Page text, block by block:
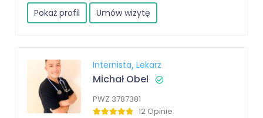
Pokaż profil Umów wizytę
Internista Lekarz
Michał Obel
PWZ 3787381
12 Opinie